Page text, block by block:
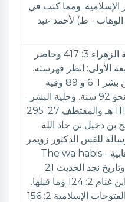
الإسلامية. ومما كتب في
- ط) لأحمد عبد
الأعلام 6: 257& مجلة الزهراء 3: 417 وحاضر
الأولى: انظر فهرسته.
وأبجد العلوم 871 وابن بشر 1: 6 و 89 وفيه
نسبه، وانه توفي عن نحو 92 سنة. وحلية البشر -
خ. وفيه: مولده سنة 1111 هـ والمقتطف 27: 295
بن دخيل بن جاد الله
للقس الدكتور زويمر
بالإنكليزية سماها الوهابية - The wa habis
والمقتطف 30: 699 وتاريخ نجد الحديث 21
وآداب اللغة 3: 331 وابن غنام 2: 124 وما قبلها.
وزعماء الإصلاح 10 والفتوحات الإسلامية 2: 156